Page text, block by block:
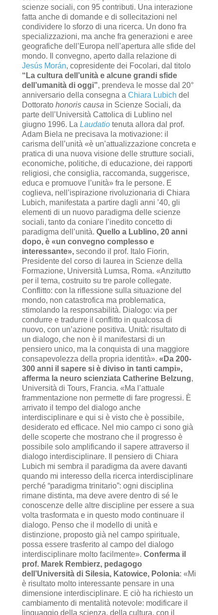
scienze sociali, con 95 contributi. Una interazione
fatta anche di domande e di sollecitazioni nel
condividere lo sforzo di una ricerca. Un dono fra
specializzazioni, ma anche fra generazioni e aree
geografiche dell’Europa nell’apertura alle sfide del
mondo. Il convegno, aperto dalla relazione di
Jesús Morán, copresidente dei Focolari, dal titolo
“La cultura dell’unità e alcune grandi sfide
dell’umanità di oggi”, prendeva le mosse dal 20°
anniversario della consegna a Chiara Lubich del
Dottorato honoris causa in Scienze Sociali, da
parte dell’Università Cattolica di Lublino nel
giugno 1996. La Laudatiotenuta allora dal prof.
Adam Biela ne precisava la motivazione: il
carisma dell’unità «è un’attualizzazione concreta e
pratica di una nuova visione delle strutture sociali,
economiche, politiche, di educazione, dei rapporti
religiosi, che consiglia, raccomanda, suggerisce,
educa e promuove l’unità» fra le persone. E
coglieva, nell’ispirazione rivoluzionaria di Chiara
Lubich, manifestata a partire dagli anni ’40, gli
elementi di un nuovo paradigma delle scienze
sociali, tanto da coniare l’inedito concetto di
paradigma dell’unità. Quello a Lublino, 20 anni
dopo, è «un convegno complesso e
interessante»,secondo il prof. Italo Fiorin,
Presidente del corso di laurea in Scienze della
Formazione, Università Lumsa, Roma. «Anzitutto
per il tema, costruito su tre parole collegate.
Conflitto: con la riflessione sulla situazione del
mondo, non catastrofica ma problematica,
stimolando la responsabilità. Dialogo: via per
condurre e tradurre il conflitto in qualcosa di
nuovo, con un’azione positiva. Unità: risultato di
un dialogo, che non è il manifestarsi di un
pensiero unico, ma la conquista di una maggiore
consapevolezza della propria identità». «Da 200-
300 anni il sapere si è diviso in tanti campi»,
afferma la neuro scienziata Catherine Belzung,
Università di Tours, Francia. «Ma l’attuale
frammentazione non permette di fare progressi. È
arrivato il tempo del dialogo anche
interdisciplinare e qui si è visto che è possibile,
desiderato ed efficace. Nel mio campo ci sono già
delle scoperte che mostrano che il progresso è
possibile solo amplificando il sapere attraverso il
dialogo interdisciplinare. Il pensiero di Chiara
Lubich mi sembra il paradigma da avere davanti
quando mi interesso della ricerca interdisciplinare
perché “paradigma trinitario”: ogni disciplina
rimane distinta, ma deve avere dentro di sé le
conoscenze delle altre discipline per essere a sua
volta trasformata e in questo modo continuare il
dialogo. Penso che il modello di unità e
distinzione, proposto già nel campo spirituale,
possa essere trasferito al campo del dialogo
interdisciplinare molto facilmente». Conferma il
prof. Marek Rembierz, pedagogo
dell’Università di Silesia, Katowice, Polonia: «Mi
è risultato molto interessante pensare in una
dimensione interdisciplinare. E ciò ha richiesto un
cambiamento di mentalità notevole: modificare il
linguaggio della scienza, della cultura, con il